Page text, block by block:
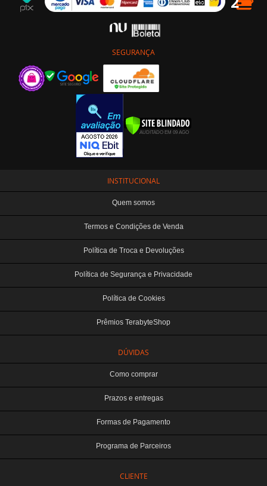
SEGURANÇA
INSTITUCIONAL
Quem somos
Termos e Condições de Venda
Política de Troca e Devoluções
Política de Segurança e Privacidade
Política de Cookies
Prêmios TerabyteShop
DÚVIDAS
Como comprar
Prazos e entregas
Formas de Pagamento
Programa de Parceiros
CLIENTE